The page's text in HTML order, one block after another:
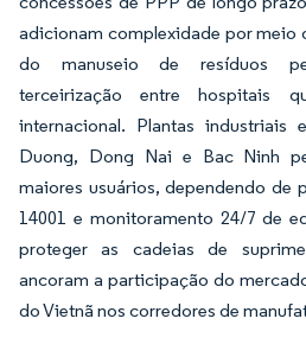
adicionam complexidade por meio
do manuseio de resíduos
terceirização entre hospitais
internacional. Plantas
Duong, Dong Nai e Bac Ninh
maiores usuários, dependendo de
14001 e monitoramento 24/7 de
proteger as cadeias de
ancoram a participação do
do Vietnã nos corredores de